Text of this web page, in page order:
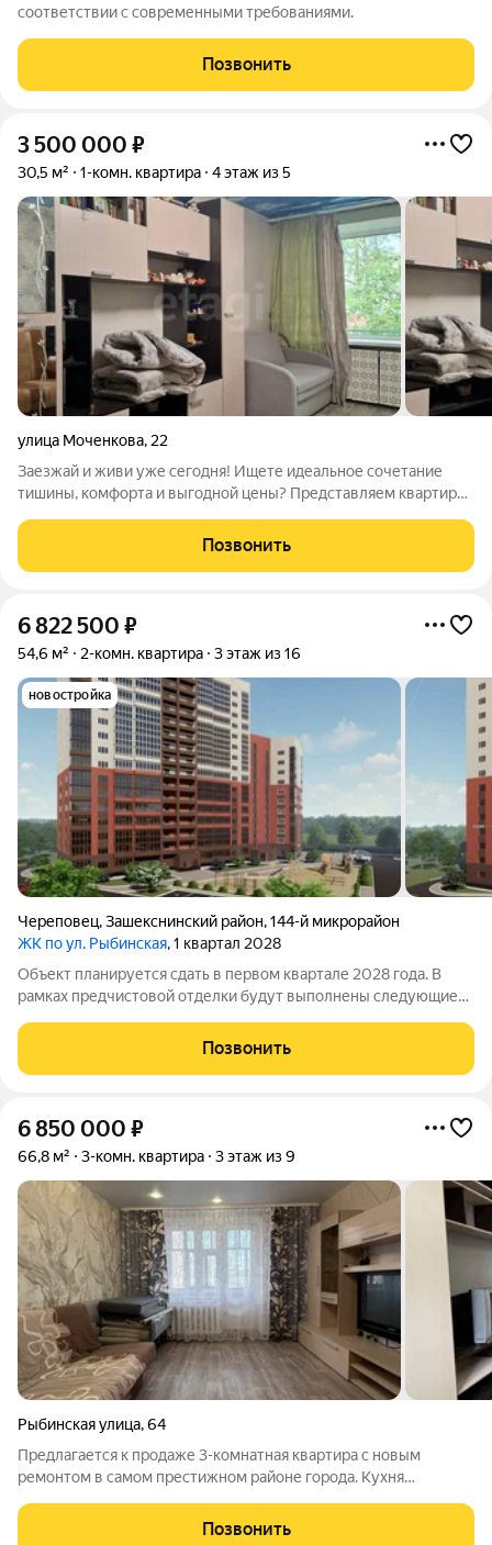
соответствии с современными требованиями.
Позвонить
3 500 000 ₽
30,5 м² 1-комн. квартира 4 этаж из 5
улица Моченкова, 22
Заезжай и живи уже сегодня! Ищете идеальное сочетание
тишины, комфорта и выгодной цены? Представляем квартиру,
оптимально для жизни.
Позвонить
6 822 500 ₽
54,6 м² 2-комн. квартира 3 этаж из 16
новостройка
Череповец,Зашекснинский район,144-й микрорайон
ЖК по ул. Рыбинская, 1 квартал 2028
Объект планируется сдать в первом квартале 2028 года. В
рамках предчистовой отделки будут выполнены следующие
разводка с установкой розеток и выключателей, выполнена
подготовка к монтажу
Позвонить
6 850 000 ₽
66,8 м² 3-комн. квартира 3 этаж из 9
Рыбинская улица,64
Предлагается к продаже 3-комнатная квартира с новым
ремонтом в самом престижном районе города. Кухня
изолированные комнаты 11, 14 и 16квм - и у каждого члена
Позвонить